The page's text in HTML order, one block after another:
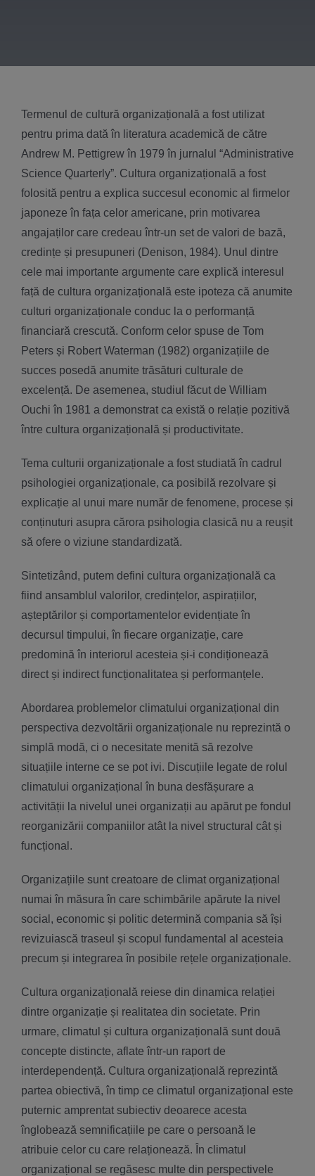
Termenul de cultură organizațională a fost utilizat
pentru prima dată în literatura academică de către
Andrew M. Pettigrew în 1979 în jurnalul “Administrative
Science Quarterly”. Cultura organizațională a fost
folosită pentru a explica succesul economic al firmelor
japoneze în fața celor americane, prin motivarea
angajaților care credeau într-un set de valori de bază,
credințe și presupuneri (Denison, 1984). Unul dintre
cele mai importante argumente care explică interesul
față de cultura organizațională este ipoteza că anumite
culturi organizaționale conduc la o performanță
financiară crescută. Conform celor spuse de Tom
Peters și Robert Waterman (1982) organizațiile de
succes posedă anumite trăsături culturale de
excelență. De asemenea, studiul făcut de William
Ouchi în 1981 a demonstrat ca există o relație pozitivă
între cultura organizațională și productivitate.
Tema culturii organizaționale a fost studiată în cadrul
psihologiei organizaționale, ca posibilă rezolvare și
explicație al unui mare număr de fenomene, procese și
conținuturi asupra cărora psihologia clasică nu a reușit
să ofere o viziune standardizată.
Sintetizând, putem defini cultura organizațională ca
fiind ansamblul valorilor, credințelor, aspirațiilor,
așteptărilor și comportamentelor evidențiate în
decursul timpului, în fiecare organizație, care
predomină în interiorul acesteia și-i condiționează
direct și indirect funcționalitatea și performanțele.
Abordarea problemelor climatului organizațional din
perspectiva dezvoltării organizaționale nu reprezintă o
simplă modă, ci o necesitate menită să rezolve
situațiile interne ce se pot ivi. Discuțiile legate de rolul
climatului organizațional în buna desfășurare a
activității la nivelul unei organizații au apărut pe fondul
reorganizării companiilor atât la nivel structural cât și
funcțional.
Organizațiile sunt creatoare de climat organizațional
numai în măsura în care schimbările apărute la nivel
social, economic și politic determină compania să își
revizuiască traseul și scopul fundamental al acesteia
precum și integrarea în posibile rețele organizaționale.
Cultura organizațională reiese din dinamica relației
dintre organizație și realitatea din societate. Prin
urmare, climatul și cultura organizațională sunt două
concepte distincte, aflate într-un raport de
interdependență. Cultura organizațională reprezintă
partea obiectivă, în timp ce climatul organizațional este
puternic amprentat subiectiv deoarece acesta
înglobează semnificațiile pe care o persoană le
atribuie celor cu care relaționează. În climatul
organizațional se regăsesc multe din perspectivele